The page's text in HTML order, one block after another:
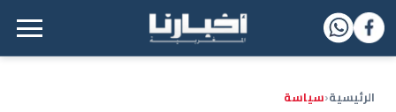
القائمة الرئيسية
الرئيسية‹سياسة